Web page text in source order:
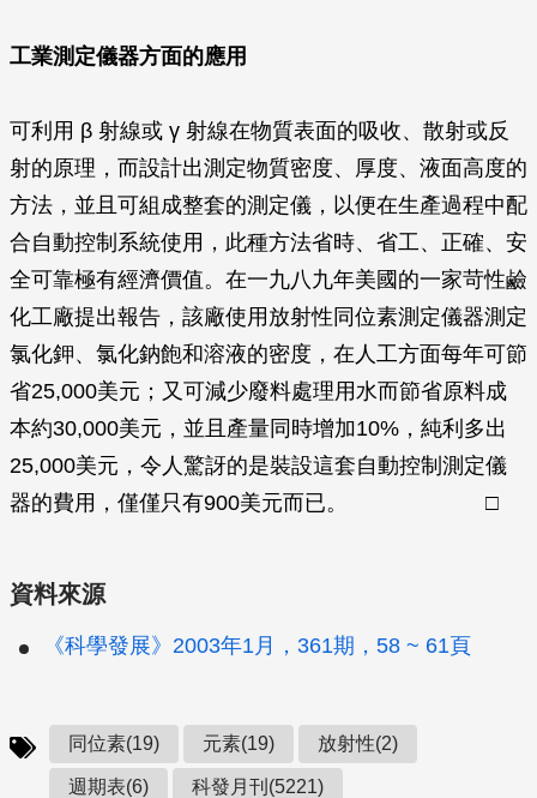
工業測定儀器方面的應用
可利用 β 射線或 γ 射線在物質表面的吸收、散射或反
射的原理，而設計出測定物質密度、厚度、液面高度的
方法，並且可組成整套的測定儀，以便在生產過程中配
合自動控制系統使用，此種方法省時、省工、正確、安
全可靠極有經濟價值。在一九八九年美國的一家苛性鹼
化工廠提出報告，該廠使用放射性同位素測定儀器測定
氯化鉀、氯化鈉飽和溶液的密度，在人工方面每年可節
省25,000美元；又可減少廢料處理用水而節省原料成
本約30,000美元，並且產量同時增加10%，純利多出
25,000美元，令人驚訝的是裝設這套自動控制測定儀
器的費用，僅僅只有900美元而已。 □
資料來源
《科學發展》2003年1月，361期，58 ~ 61頁
同位素(19) 元素(19) 放射性(2)
週期表(6) 科發月刊(5221)